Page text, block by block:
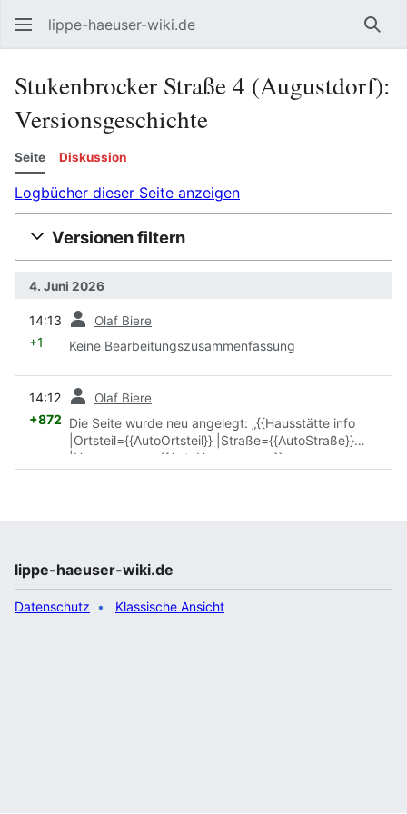
lippe-haeuser-wiki.de
Stukenbrocker Straße 4 (Augustdorf):
Versionsgeschichte
Seite Diskussion
Logbücher dieser Seite anzeigen
Versionen filtern
4. Juni 2026
14:13 Olaf Biere
+1 Keine Bearbeitungszusammenfassung
14:12 Olaf Biere
+872 Die Seite wurde neu angelegt: „{{Hausstätte info
|Ortsteil={{AutoOrtsteil}} |Straße={{AutoStraße}}
|Hausnummer={{AutoHausnummer}}
|Koordinaten=51.90628, 8.7334 |Adressbuch1901=Ja
"Schmiede Moshage" ==Geschichte== ==Gebäude==
Sammlung Olaf Biere
lippe-haeuser-wiki.de
Datenschutz Klassische Ansicht